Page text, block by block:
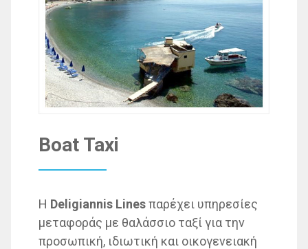
Boat Taxi
Η Deligiannis Linesπαρέχει υπηρεσίες
μεταφοράς με θαλάσσιο ταξί για την
προσωπική, ιδιωτική και οικογενειακή